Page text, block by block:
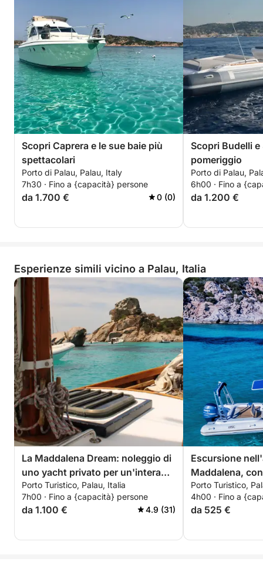
Scopri Caprera e le sue baie più
spettacolari
Porto di Palau, Palau, Italy
7h30 · Fino a {capacità} persone
da 1.700 € 0 (0)
Scopri Budelli
pomeriggio
Porto di Palau,
6h00 · Fino a
da 1.200 €
Esperienze simili vicino a Palau, Italia
La Maddalena Dream: noleggio di
uno yacht privato per un'intera
giornata da Palau
Porto Turistico, Palau, Italia
7h00 · Fino a {capacità} persone
da 1.100 € 4.9 (31)
Escursione
Maddalena,
65, con
giornata 4h)
Porto Turistico,
4h00 · Fino a
da 525 €